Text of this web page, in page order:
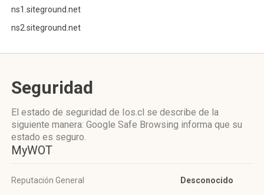
ns1.siteground.net
ns2.siteground.net
Seguridad
El estado de seguridad de Ios.cl se describe de la
siguiente manera: Google Safe Browsing informa que su
estado es seguro.
MyWOT
Reputación General Desconocido